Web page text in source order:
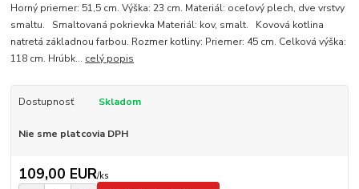
Horný priemer: 51,5 cm. Výška: 23 cm. Materiál: oceľový plech, dve vrstvy
smaltu. Smaltovaná pokrievka Materiál: kov, smalt. Kovová kotlina
natretá základnou farbou. Rozmer kotliny: Priemer: 45 cm. Celková výška:
118 cm. Hrúbk... celý popis
Dostupnosť Skladom
Nie sme platcovia DPH
109,00 EUR/ks